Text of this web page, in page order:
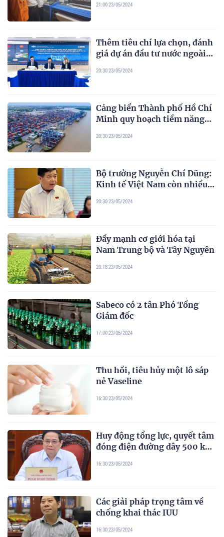
21:00 23/05/2024
Thêm tiêu chí lựa chọn, đánh
giá dự án đầu tư nước ngoài
20:30 23/05/2024
Cảng biển Thành phố Hồ Chí
Minh quy hoạch tiềm năng
20:30 23/05/2024
Bộ trưởng Nguyễn Chí Dũng:
Kinh tế Việt Nam còn nhiều
đầu tư
20:30 23/05/2024
Đẩy mạnh cơ giới hóa tại
Nam Trung bộ và Tây Nguyên
20:18 23/05/2024
Sabeco có 2 tân Phó Tổng
Giám đốc
17:00 23/05/2024
Thu hồi, tiêu hủy một lô sáp
nẻ Vaseline
16:30 23/05/2024
Huy động tổng lực, quyết tâm
đóng điện đường dây 500 kV
16:30 23/05/2024
Các giải pháp trọng tâm về
chống khai thác IUU
16:30 23/05/2024